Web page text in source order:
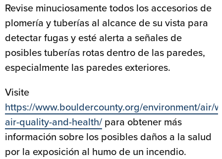
Revise minuciosamente todos los accesorios de
plomería y tuberías al alcance de su vista para
detectar fugas y esté alerta a señales de
posibles tuberías rotas dentro de las paredes,
especialmente las paredes exteriores.
Visite
https://www.bouldercounty.org/environment/air/
air-quality-and-health/ para obtener más
información sobre los posibles daños a la salud
por la exposición al humo de un incendio.